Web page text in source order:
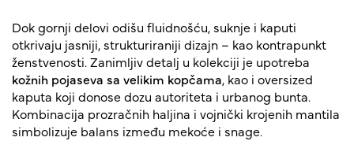
Dok gornji delovi odišu fluidnošću, suknje i kaputi
otkrivaju jasniji, strukturiraniji dizajn – kao kontrapunkt
ženstvenosti. Zanimljiv detalj u kolekciji je upotreba
kožnih pojaseva sa velikim kopčama, kao i oversized
kaputa koji donose dozu autoriteta i urbanog bunta.
Kombinacija prozračnih haljina i vojnički krojenih mantila
simbolizuje balans između mekoće i snage.